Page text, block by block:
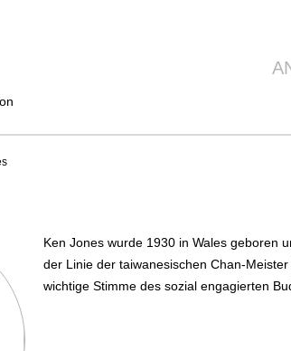
Ken Jones wurde 1930 in Wales geboren
der Linie der taiwanesischen Chan-
wichtige Stimme des sozial engagierten